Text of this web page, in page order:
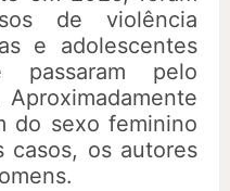
de violência
e adolescentes
passaram pelo
do sexo feminino
casos, os autores